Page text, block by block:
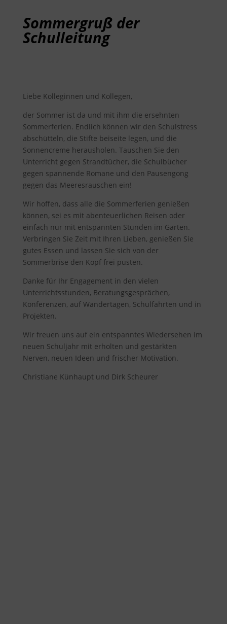
Sommergruß der
Schulleitung
Liebe Kolleginnen und Kollegen,
der Sommer ist da und mit ihm die ersehnten
Sommerferien. Endlich können wir den Schulstress
abschütteln, die Stifte beiseite legen, und die
Sonnencreme herausholen. Tauschen Sie den
Unterricht gegen Strandtücher, die Schulbücher
gegen spannende Romane und den Pausengong
gegen das Meeresrauschen ein!
Wir hoffen, dass alle die Sommerferien genießen
können, sei es mit abenteuerlichen Reisen oder
einfach nur mit entspannten Stunden im Garten.
Verbringen Sie Zeit mit Ihren Lieben, genießen Sie
gutes Essen und lassen Sie sich von der
Sommerbrise den Kopf frei pusten.
Danke für Ihr Engagement in den vielen
Unterrichtsstunden, Beratungsgesprächen,
Konferenzen, auf Wandertagen, Schulfahrten und in
Projekten.
Wir freuen uns auf ein entspanntes Wiedersehen im
neuen Schuljahr mit erholten und gestärkten
Nerven, neuen Ideen und frischer Motivation.
Christiane Künhaupt und Dirk Scheurer